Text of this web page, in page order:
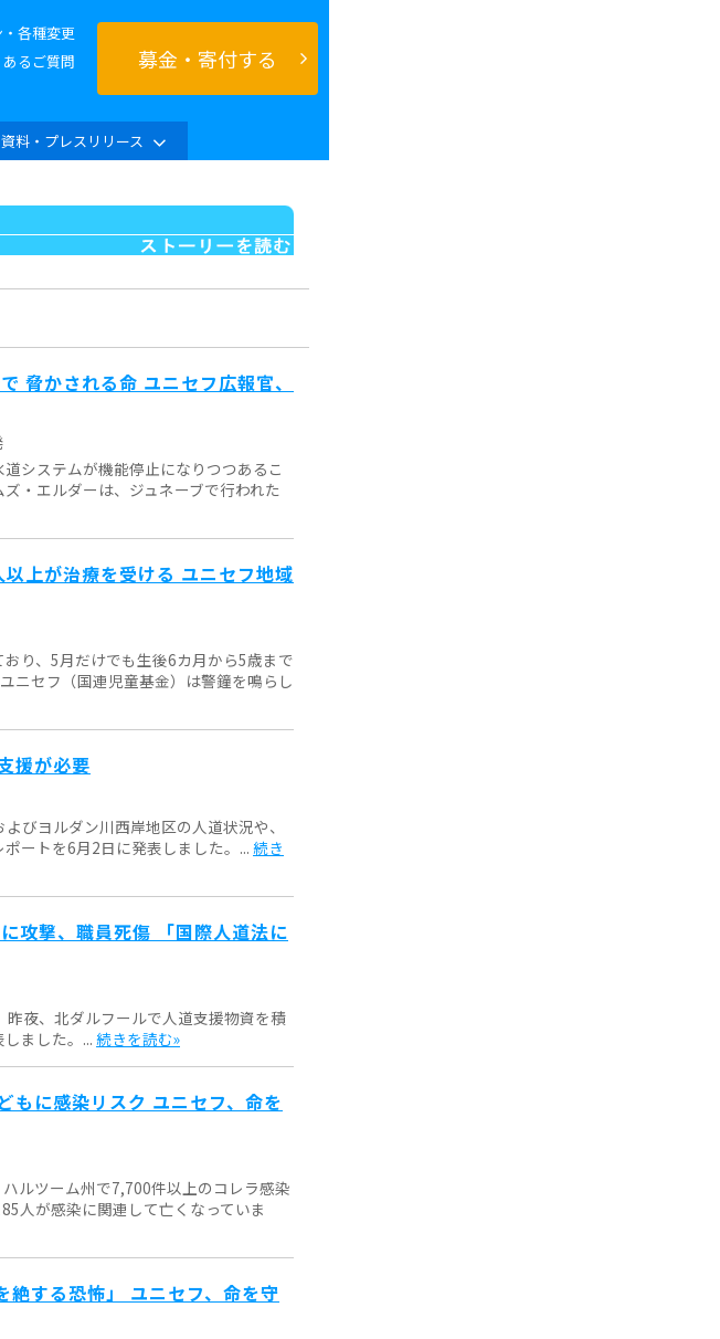
各種変更
あるご質問
募金・寄付する
料・プレスリリース
脅かされる命 ユニセフ広報官、
システムが機能停止になりつつあるこ
・エルダーは、ジュネーブで行われた
上が治療を受ける ユニセフ地域
り、5月だけでも生後6カ月から5歳まで
ニセフ（国連児童基金）は警鐘を鳴らし
援が必要
びヨルダン川西岸地区の人道状況や、
ートを6月2日に発表しました。... 続き
攻撃、職員死傷 「国際人道法に
夜、北ダルフールで人道支援物資を積
ました。... 続きを読む»
もに感染リスク ユニセフ、命を
ルツーム州で7,700件以上のコレラ感染
人が感染に関連して亡くなっていま
絶する恐怖」 ユニセフ、命を守